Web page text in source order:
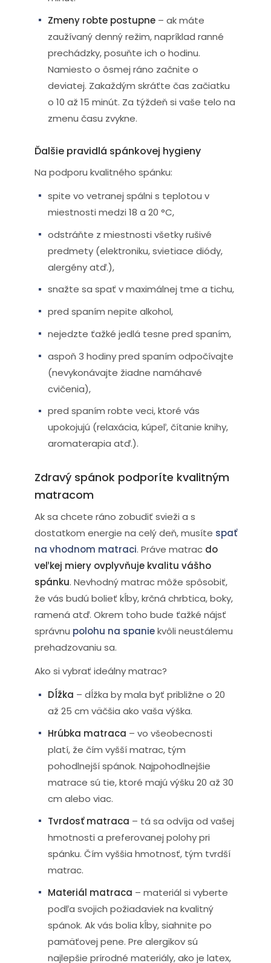
Zmeny robte postupne – ak máte
zaužívaný denný režim, napríklad ranné
prechádzky, posuňte ich o hodinu.
Namiesto o ôsmej ráno začnite o
deviatej. Zakaždým skráťte čas začiatku
o 10 až 15 minút. Za týždeň si vaše telo na
zmenu času zvykne.
Ďalšie pravidlá spánkovej hygieny
Na podporu kvalitného spánku:
spite vo vetranej spálni s teplotou v
miestnosti medzi 18 a 20 °C,
odstráňte z miestnosti všetky rušivé
predmety (elektroniku, svietiace diódy,
alergény atď.),
snažte sa spať v maximálnej tme a tichu,
pred spaním nepite alkohol,
nejedzte ťažké jedlá tesne pred spaním,
aspoň 3 hodiny pred spaním odpočívajte
(nevykonávajte žiadne namáhavé
cvičenia),
pred spaním robte veci, ktoré vás
upokojujú (relaxácia, kúpeľ, čítanie knihy,
aromaterapia atď.).
Zdravý spánok podporíte kvalitným
matracom
Ak sa chcete ráno zobudiť svieži a s
dostatkom energie na celý deň, musíte spať
na vhodnom matraci. Práve matrac do
veľkej miery ovplyvňuje kvalitu vášho
spánku. Nevhodný matrac môže spôsobiť,
že vás budú bolieť kĺby, krčná chrbtica, boky,
ramená atď. Okrem toho bude ťažké nájsť
správnu polohu na spaniekvôli neustálemu
prehadzovaniu sa.
Ako si vybrať ideálny matrac?
Dĺžka – dĺžka by mala byť približne o 20
až 25 cm väčšia ako vaša výška.
Hrúbka matraca – vo všeobecnosti
platí, že čím vyšší matrac, tým
pohodlnejší spánok. Najpohodlnejšie
matrace sú tie, ktoré majú výšku 20 až 30
cm alebo viac.
Tvrdosť matraca – tá sa odvíja od vašej
hmotnosti a preferovanej polohy pri
spánku. Čím vyššia hmotnosť, tým tvrdší
matrac.
Materiál matraca – materiál si vyberte
podľa svojich požiadaviek na kvalitný
spánok. Ak vás bolia kĺby, siahnite po
pamäťovej pene. Pre alergikov sú
najlepšie prírodné materiály, ako je latex,